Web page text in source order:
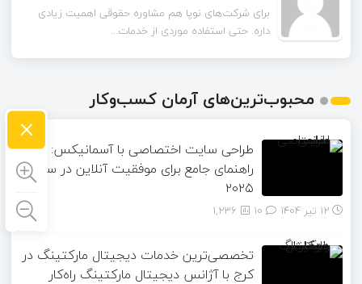
برای شرکت‌های نوپا هم مشاوره حقوقی اهمیت زیادی
داره. حتی استفاده موردی از خدمات...
محبوب‌ترین‌های آرمان کسب‌وکار
طراحی سایت اختصاصی با آسمانیکس:
راهنمای جامع برای موفقیت آنلاین در سال
۲۰۲۵
12 تیر 1404 1,236
تخصصی‌ترین خدمات دیجیتال مارکتینگ در
کرج با آژانس دیجیتال مارکتینگ راه‌کار
×